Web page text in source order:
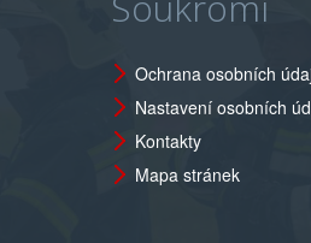
Ochrana osobních
Nastavení osobních
Kontakty
Mapa stránek